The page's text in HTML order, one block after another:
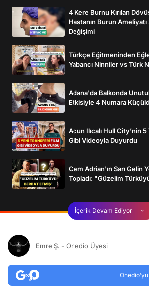
4 Kere Burnu Kırılan
Hastanın Burun Ameliyatı
Değişimi
Türkçe Eğitmeninden
Yabancı Ninniler vs Türk
Adana'da Balkonda
Etkisiyle 4 Numara
Acun Ilıcalı Hull City’nin
Gibi Videoyla Duyurdu
Cem Adrian'ın Sarı Gelin
Topladı: "Güzelim
İçerik Devam Ediyor
Emre Ş. - Onedio Üyesi